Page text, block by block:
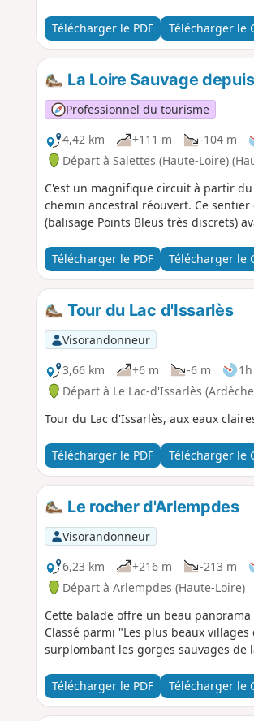
Télécharger le PDF Télécharger le
La Loire Sauvage
Professionnel du tourisme
4,42 km
+111 m -104 m
Départ à Salettes (Haute-Loire)
C'est un magnifique circuit à partir
chemin ancestral réouvert. Ce
(balisage Points Bleus très discrets)
Télécharger le PDF Télécharger le
Tour du Lac d'Issarlès
Visorandonneur
3,66 km
+6 m -6 m 1h
Départ à Le Lac-d'Issarlès
Tour du Lac d'Issarlès, aux eaux
Télécharger le PDF Télécharger le
Le rocher d'Arlempdes
Visorandonneur
6,23 km
+216 m -213 m
Départ à Arlempdes (Haute-Loire)
Cette balade offre un beau
Classé parmi "Les plus beaux
surplombant les gorges sauvages de
Télécharger le PDF Télécharger le